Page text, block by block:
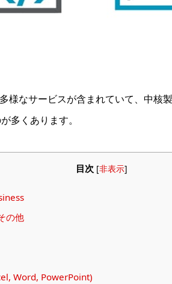
様なサービスが含まれていて、中核
多くあります。
目次 [非表示]
の他
Word, PowerPoint)